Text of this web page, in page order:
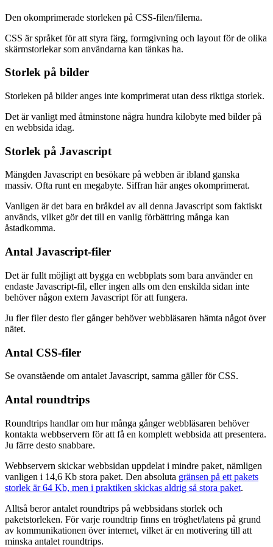
Den okomprimerade storleken på CSS-filen/filerna.
CSS är språket för att styra färg, formgivning och layout för de olika
skärmstorlekar som användarna kan tänkas ha.
Storlek på bilder
Storleken på bilder anges inte komprimerat utan dess riktiga storlek.
Det är vanligt med åtminstone några hundra kilobyte med bilder på
en webbsida idag.
Storlek på Javascript
Mängden Javascript en besökare på webben är ibland ganska
massiv. Ofta runt en megabyte. Siffran här anges okomprimerat.
Vanligen är det bara en bråkdel av all denna Javascript som faktiskt
används, vilket gör det till en vanlig förbättring många kan
åstadkomma.
Antal Javascript-filer
Det är fullt möjligt att bygga en webbplats som bara använder en
endaste Javascript-fil, eller ingen alls om den enskilda sidan inte
behöver någon extern Javascript för att fungera.
Ju fler filer desto fler gånger behöver webbläsaren hämta något över
nätet.
Antal CSS-filer
Se ovanstående om antalet Javascript, samma gäller för CSS.
Antal roundtrips
Roundtrips handlar om hur många gånger webbläsaren behöver
kontakta webbservern för att få en komplett webbsida att presentera.
Ju färre desto snabbare.
Webbservern skickar webbsidan uppdelat i mindre paket, nämligen
vanligen i 14,6 Kb stora paket. Den absoluta gränsen på ett pakets
storlek är 64 Kb, men i praktiken skickas aldrig så stora paket.
Alltså beror antalet roundtrips på webbsidans storlek och
paketstorleken. För varje roundtrip finns en tröghet/latens på grund
av kommunikationen över internet, vilket är en motivering till att
minska antalet roundtrips.